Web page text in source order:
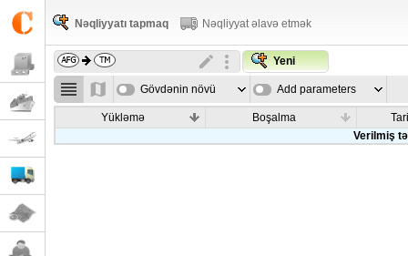
Nəqliyyatı tapmaq Nəqliyyat əlavə etmək
Yeni
Gövdənin növü Add parameters
Yükləmə Boşalma
Verilmiş